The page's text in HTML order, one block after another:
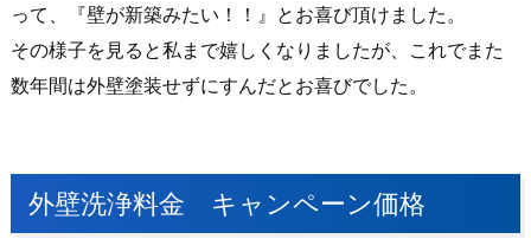
って、『壁が新築みたい！！』とお喜び頂けました。
その様子を見ると私まで嬉しくなりましたが、これでまた
数年間は外壁塗装せずにすんだとお喜びでした。
外壁洗浄料金 キャンペーン価格